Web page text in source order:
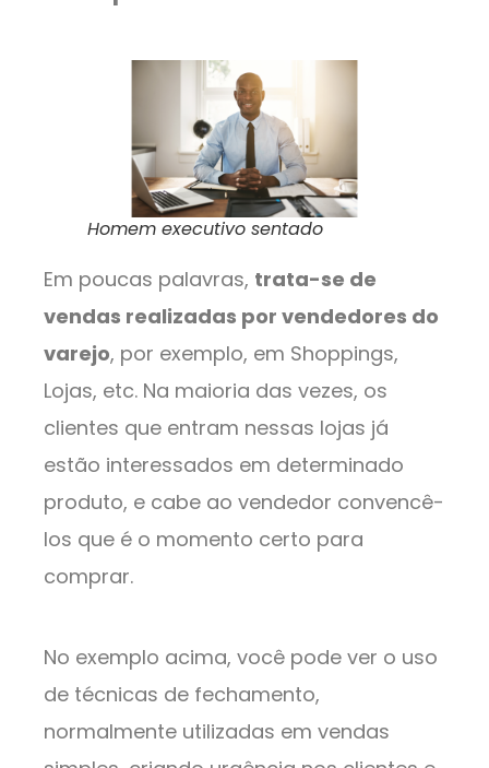
Homem executivo sentado
Em poucas palavras, trata-se de
vendas realizadas por vendedores do
varejo, por exemplo, em Shoppings,
Lojas, etc. Na maioria das vezes, os
clientes que entram nessas lojas já
estão interessados ​​em determinado
produto, e cabe ao vendedor convencê-
los que é o momento certo para
comprar.
No exemplo acima, você pode ver o uso
de técnicas de fechamento,
normalmente utilizadas em vendas